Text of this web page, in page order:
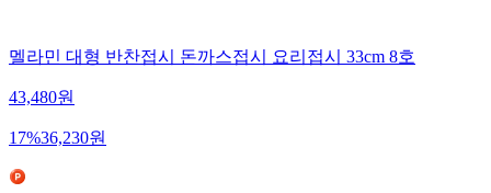
멜라민 대형 반찬접시 돈까스접시 요리접시 33cm 8호
43,480원
17%36,230원